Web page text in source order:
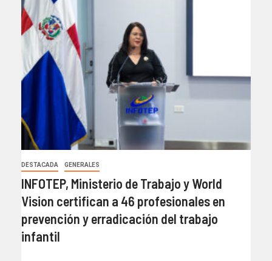
DESTACADA GENERALES
INFOTEP, Ministerio de Trabajo y World
Vision certifican a 46 profesionales en
prevención y erradicación del trabajo
infantil